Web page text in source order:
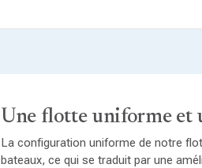
Une flotte uniforme et
La configuration uniforme de notre
bateaux, ce qui se traduit par une